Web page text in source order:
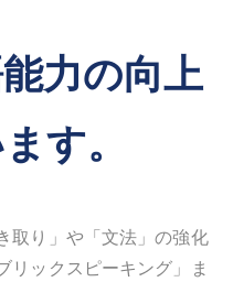
力の向上
す。
取り」や「文法」の強化
リックスピーキング」ま